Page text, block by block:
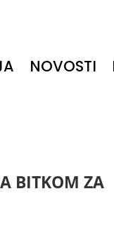
NOVOSTI
BITKOM ZA